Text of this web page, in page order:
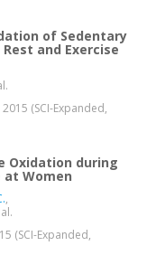
of Sedentary
and Exercise
(SCI-Expanded,
Oxidation during
at Women
,
(SCI-Expanded,